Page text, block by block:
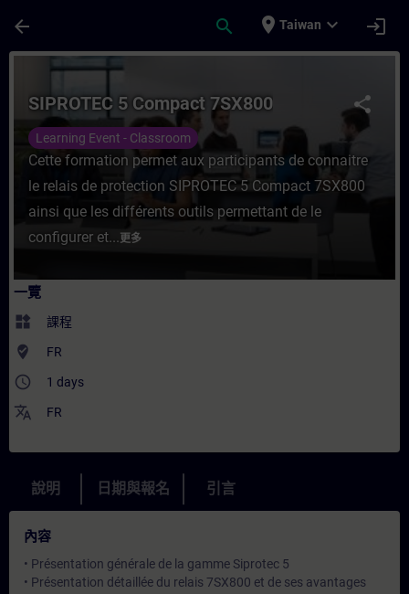
arrow_back search place Taiwan expand_more login
課程 - SIPROTEC 5 Compact 7SX800 -
share
SIPROTEC 5 Compact 7SX800
Learning Event - Classroom
Cette formation permet aux participants de connaitre
le relais de protection SIPROTEC 5 Compact 7SX800
ainsi que les différents outils permettant de le
configurer et...更多
一覽
widgets 課程
where_to_vote FR
access_time 1 days
translate FR
說明 日期與報名 引言
內容
• Présentation générale de la gamme Siprotec 5
• Présentation détaillée du relais 7SX800 et de ses avantages